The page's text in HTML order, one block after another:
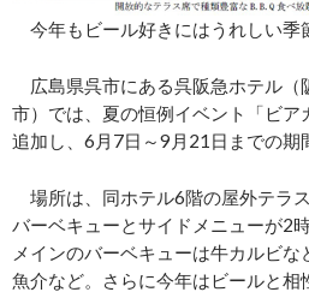
今年もビール好きにはうれしい季
広島県呉市にある呉阪急ホテル（
市）では、夏の恒例イベント「ビア
追加し、6月7日～9月21日までの期
場所は、同ホテル6階の屋外テラ
バーベキューとサイドメニューが2
メインのバーベキューは牛カルビな
魚介など。さらに今年はビールと相